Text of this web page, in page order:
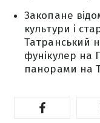
Закопане
культури і
Татранський
фунікулер на
панорами на